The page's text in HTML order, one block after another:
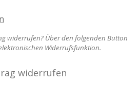
widerrufen? Über den folgenden Button
Widerrufsfunktion.
widerrufen